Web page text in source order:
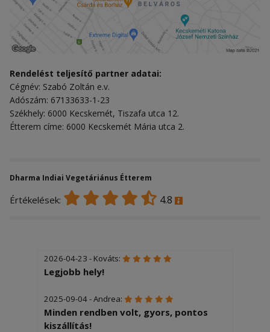
Rendelést teljesítő partner adatai:
Cégnév: Szabó Zoltán e.v.
Adószám: 67133633-1-23
Székhely: 6000 Kecskemét, Tiszafa utca 12.
Étterem címe: 6000 Kecskemét Mária utca 2.
Dharma Indiai Vegetáriánus Étterem
Értékelések: 4.8
2026-04-23 - Kováts:
Legjobb hely!
2025-09-04 - Andrea:
Minden rendben volt, gyors, pontos
kiszállítás!